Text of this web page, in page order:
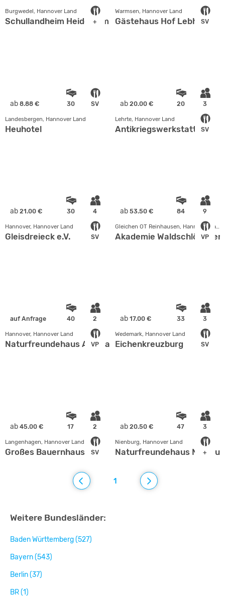
+
Burgwedel, Hannover Land
Schullandheim Heideheim SV
Warmsen, Hannover Land
Gästehaus Hof Lebherz
ab 8.88 € 30 SV
Landesbergen, Hannover Land
Heuhotel
ab 20.00 € 20 3
SV
Lehrte, Hannover Land
Antikriegswerkstatt
ab 21.00 € 30 4
SV
Hannover, Hannover Land
Gleisdreieck e.V.
ab 53.50 € 84 9
VP
Gleichen OT Reinhausen, Hannover Land
Akademie Waldschlößchen
auf Anfrage 40 2
VP
Hannover, Hannover Land
Naturfreundehaus Am Blauen See
ab 17.00 € 33 3
SV
Wedemark, Hannover Land
Eichenkreuzburg
ab 45.00 € 17 2
SV
Langenhagen, Hannover Land
Großes Bauernhaus
ab 20.50 € 47 3
+
Nienburg, Hannover Land
Naturfreundehaus
1
Weitere Bundesländer:
Baden Württemberg (527)
Bayern (543)
Berlin (37)
BR (1)